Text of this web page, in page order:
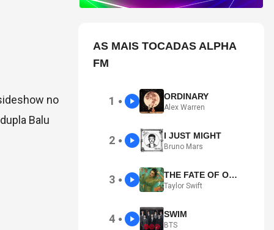
no
Balu
AS MAIS TOCADAS ALPHA
FM
1 ● ORDINARY
Alex Warren
2 ● I JUST MIGHT
Bruno Mars
3 ● THE FATE OF OPHELIA
Taylor Swift
4 ● SWIM
BTS